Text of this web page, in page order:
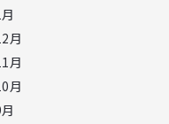
月
月
月